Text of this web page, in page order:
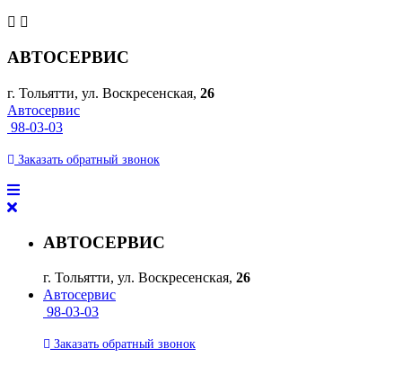
АВТОСЕРВИС
г. Тольятти, ул. Воскресенская, 26
Автосервис
98-03-03
Заказать обратный звонок
АВТОСЕРВИС
г. Тольятти, ул. Воскресенская, 26
Автосервис
98-03-03
Заказать обратный звонок